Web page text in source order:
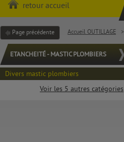
retour accueil
Page précédente Accueil OUTILLAGE >
ETANCHEITÉ - MASTIC PLOMBIERS
Divers mastic plombiers
Voir les 5 autres catégories